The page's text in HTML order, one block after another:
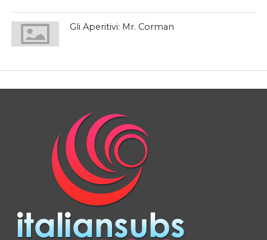
Gli Aperitivi: Mr. Corman